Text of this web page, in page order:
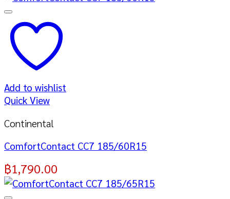
Add to wishlist
Quick View
Continental
ComfortContact CC7 185/60R15
฿1,790.00